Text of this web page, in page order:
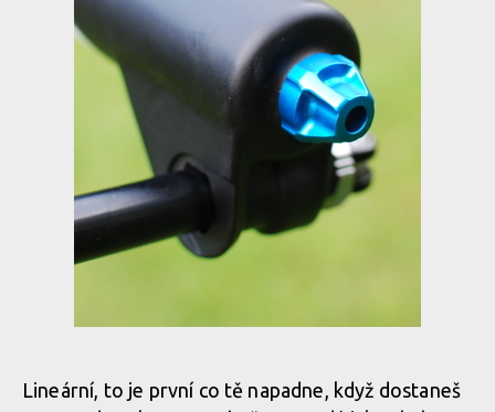
Lineární, to je první co tě napadne, když dostaneš